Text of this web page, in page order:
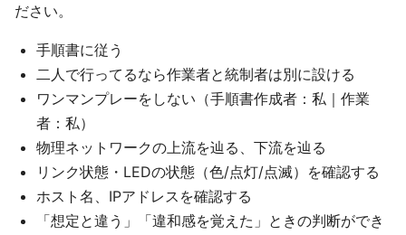
ださい。
手順書に従う
二人で行ってるなら作業者と統制者は別に設ける
ワンマンプレーをしない（手順書作成者：私｜作業
者：私）
物理ネットワークの上流を辿る、下流を辿る
リンク状態・LEDの状態（色/点灯/点滅）を確認する
ホスト名、IPアドレスを確認する
「想定と違う」「違和感を覚えた」ときの判断ができ